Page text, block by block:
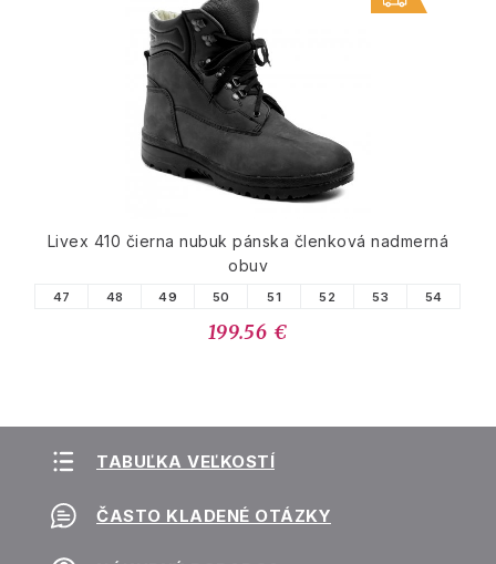
Livex 410 čierna nubuk pánska členková nadmerná
obuv
47 48 49 50 51 52 53 54
199.56 €
TABUĽKA VEĽKOSTÍ
ČASTO KLADENÉ OTÁZKY